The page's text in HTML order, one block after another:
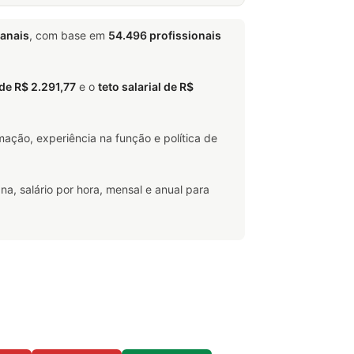
, com base em 54.496 profissionais
R$ 2.291,77 e o teto salarial de R$
experiência na função e política de
salário por hora, mensal e anual para